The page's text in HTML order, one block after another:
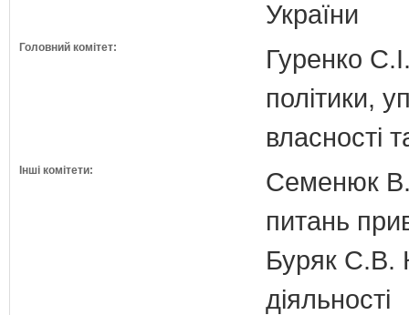
України
Головний комітет:
Гуренко
політики,
власності
Інші комітети:
Семенюк
питань
Буряк С.В.
діяльності